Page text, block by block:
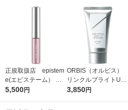
正規取扱店 epistem
e(エピステーム） パ
ワライズラッシュセラ
5,500円
ORBIS（オルビス）
リンクルブライトUV
プロテクター N 50g
3,850円